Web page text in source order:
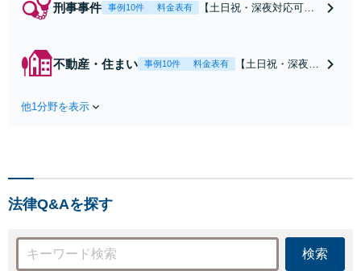
刑事事件 事例10件 料金表有
【土日祝・深夜対応可】
起訴を目指します。逮捕
勾留されている場合、首
不動産・住まい 事例10件 料金表有
【土日祝・深夜相
可能【初回相談無
他1分野を表示
法律Q&Aを探す
検索